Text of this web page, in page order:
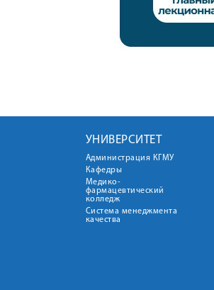
УНИВЕРСИТЕТ
Администрация КГМУ
Кафедры
Медико-
фармацевтический
колледж
Система менеджмента
качества